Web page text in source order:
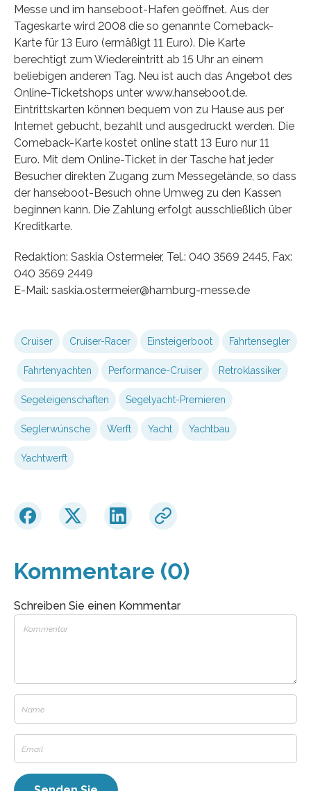
Messe und im hanseboot-Hafen geöffnet. Aus der
Tageskarte wird 2008 die so genannte Comeback-
Karte für 13 Euro (ermäßigt 11 Euro). Die Karte
berechtigt zum Wiedereintritt ab 15 Uhr an einem
beliebigen anderen Tag. Neu ist auch das Angebot des
Online-Ticketshops unter www.hanseboot.de.
Eintrittskarten können bequem von zu Hause aus per
Internet gebucht, bezahlt und ausgedruckt werden. Die
Comeback-Karte kostet online statt 13 Euro nur 11
Euro. Mit dem Online-Ticket in der Tasche hat jeder
Besucher direkten Zugang zum Messegelände, so dass
der hanseboot-Besuch ohne Umweg zu den Kassen
beginnen kann. Die Zahlung erfolgt ausschließlich über
Kreditkarte.
Redaktion: Saskia Ostermeier, Tel.: 040 3569 2445, Fax:
040 3569 2449
E-Mail: saskia.ostermeier@hamburg-messe.de
Cruiser Cruiser-Racer Einsteigerboot Fahrtensegler
Fahrtenyachten Performance-Cruiser Retroklassiker
Segeleigenschaften Segelyacht-Premieren
Seglerwünsche Werft Yacht Yachtbau
Yachtwerft
Kommentare (0)
Schreiben Sie einen Kommentar